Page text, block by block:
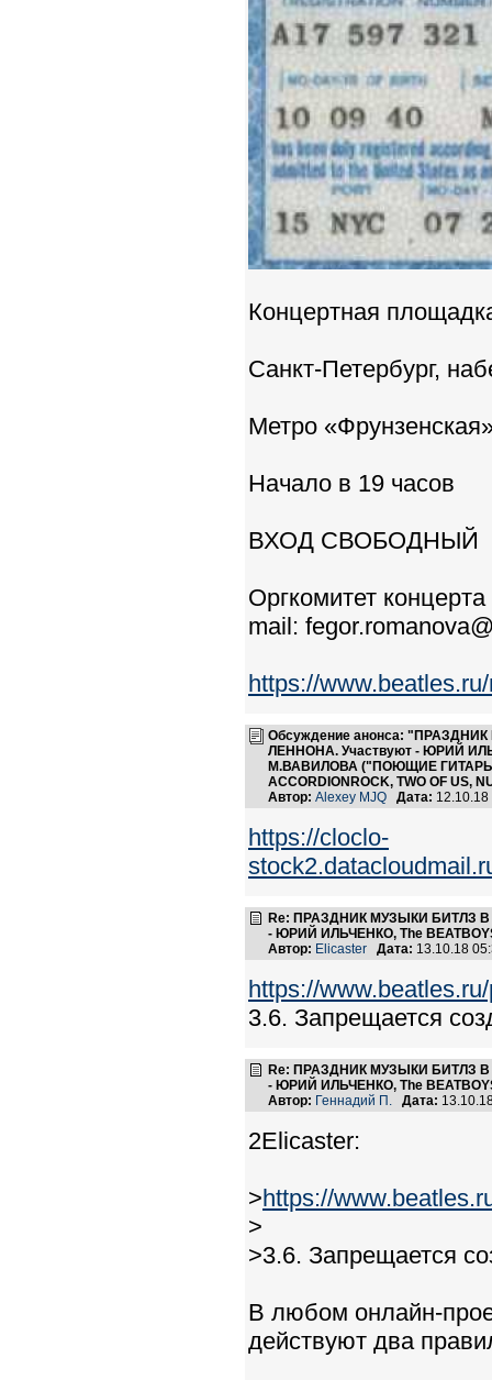
Концертная
Санкт-Петербург,
Метро
Начало в 19 часов
ВХОД СВОБОДНЫЙ
Оргкомитет
mail:
https://
Обсуждение анонса:
ЛЕННОНА. Участвуют - ЮРИЙ
М.ВАВИЛОВА ("ПОЮЩИЕ
ACCORDIONROCK, TWO OF US,
Автор: Alexey MJQ Дата:
https://cloclo-
Re: ПРАЗДНИК МУЗЫКИ БИТЛЗ
- ЮРИЙ ИЛЬЧЕНКО, The
Автор: Elicaster Дата: 13.10.18
https://
3.6. Запрещается
Re: ПРАЗДНИК МУЗЫКИ БИТЛЗ
- ЮРИЙ ИЛЬЧЕНКО, The
Автор: Геннадий П. Дата:
2Elicaster:
>https://
>
>3.6. Запрещается
В любом онлайн-
действуют два